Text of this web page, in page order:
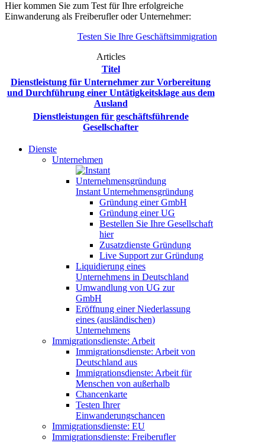
Hier kommen Sie zum Test für Ihre erfolgreiche
Einwanderung als Freiberufler oder Unternehmer:
Testen Sie Ihre Geschäftsimmigration
Articles
Titel
Dienstleistung für Unternehmer zur Vorbereitung
und Durchführung einer Untätigkeitsklage aus dem
Ausland
Dienstleistungen für geschäftsführende
Gesellschafter
Dienste
Unternehmen
Instant Unternehmensgründung
Gründung einer GmbH
Gründung einer UG
Bestellen Sie Ihre Gesellschaft
hier
Zusatzdienste Gründung
Live Support zur Gründung
Liquidierung eines
Unternehmens in Deutschland
Umwandlung von UG zur
GmbH
Eröffnung einer Niederlassung
eines (ausländischen)
Unternehmens
Immigrationsdienste: Arbeit
Immigrationsdienste: Arbeit von
Deutschland aus
Immigrationsdienste: Arbeit für
Menschen von außerhalb
Chancenkarte
Testen Ihrer
Einwanderungschancen
Immigrationsdienste: EU
Immigrationsdienste: Freiberufler